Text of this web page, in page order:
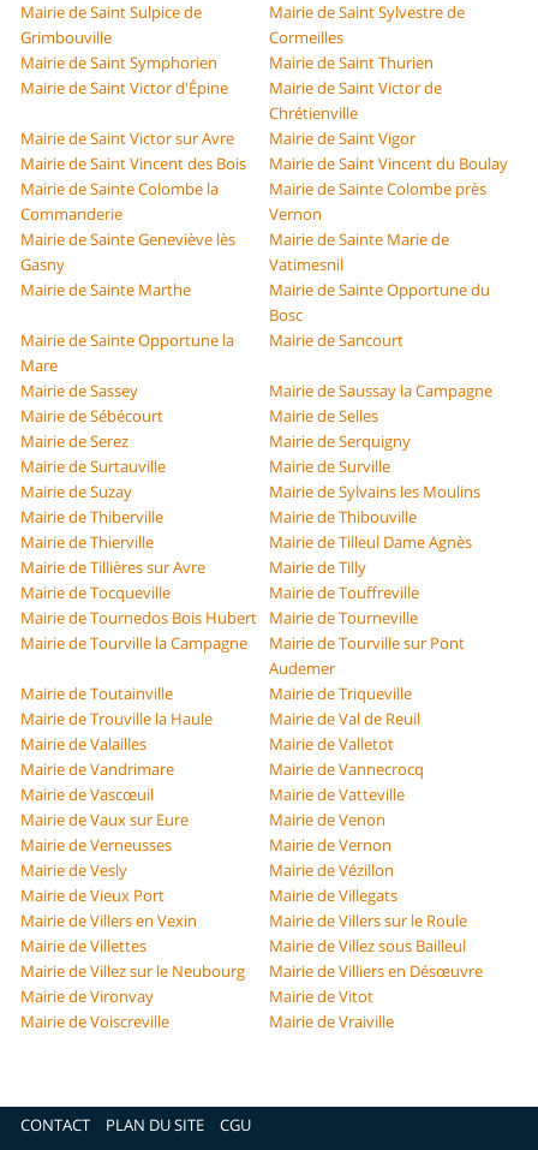
Mairie de Saint Sulpice de
Grimbouville
Mairie de Saint Sylvestre de
Cormeilles
Mairie de Saint Symphorien
Mairie de Saint Thurien
Mairie de Saint Victor d'Épine
Mairie de Saint Victor de
Chrétienville
Mairie de Saint Victor sur Avre
Mairie de Saint Vigor
Mairie de Saint Vincent des Bois
Mairie de Saint Vincent du Boulay
Mairie de Sainte Colombe la
Commanderie
Mairie de Sainte Colombe près
Vernon
Mairie de Sainte Geneviève lès
Gasny
Mairie de Sainte Marie de
Vatimesnil
Mairie de Sainte Marthe
Mairie de Sainte Opportune du
Bosc
Mairie de Sainte Opportune la
Mare
Mairie de Sancourt
Mairie de Sassey
Mairie de Saussay la Campagne
Mairie de Sébécourt
Mairie de Selles
Mairie de Serez
Mairie de Serquigny
Mairie de Surtauville
Mairie de Surville
Mairie de Suzay
Mairie de Sylvains les Moulins
Mairie de Thiberville
Mairie de Thibouville
Mairie de Thierville
Mairie de Tilleul Dame Agnès
Mairie de Tillières sur Avre
Mairie de Tilly
Mairie de Tocqueville
Mairie de Touffreville
Mairie de Tournedos Bois Hubert
Mairie de Tourneville
Mairie de Tourville la Campagne
Mairie de Tourville sur Pont
Audemer
Mairie de Toutainville
Mairie de Triqueville
Mairie de Trouville la Haule
Mairie de Val de Reuil
Mairie de Valailles
Mairie de Valletot
Mairie de Vandrimare
Mairie de Vannecrocq
Mairie de Vascœuil
Mairie de Vatteville
Mairie de Vaux sur Eure
Mairie de Venon
Mairie de Verneusses
Mairie de Vernon
Mairie de Vesly
Mairie de Vézillon
Mairie de Vieux Port
Mairie de Villegats
Mairie de Villers en Vexin
Mairie de Villers sur le Roule
Mairie de Villettes
Mairie de Villez sous Bailleul
Mairie de Villez sur le Neubourg
Mairie de Villiers en Désœuvre
Mairie de Vironvay
Mairie de Vitot
Mairie de Voiscreville
Mairie de Vraiville
CONTACT PLAN DU SITE CGU